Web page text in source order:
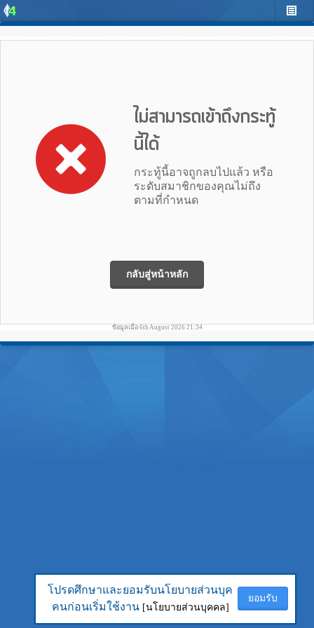
โปรดศึกษาและยอมรับนโยบายส่วนบุค
คนก่อนเริ่มใช้งาน [นโยบายส่วนบุคคล]
ยอมรับ
ไม่สามารถเข้าถึงกระทู้
นี้ได้
กระทู้นี้อาจถูกลบไปแล้ว หรือ
ระดับสมาชิกของคุณไม่ถึง
ตามที่กำหนด
กลับสู่หน้าหลัก
ข้อมูลเมื่อ 6th August 2026 21:34
โปรดศึกษาและยอมรับนโยบายส่วนบุค
คนก่อนเริ่มใช้งาน [นโยบายส่วนบุคคล]
ยอมรับ